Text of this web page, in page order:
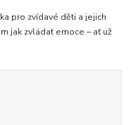
pro zvídavé děti a jejich
jak zvládat emoce – ať už